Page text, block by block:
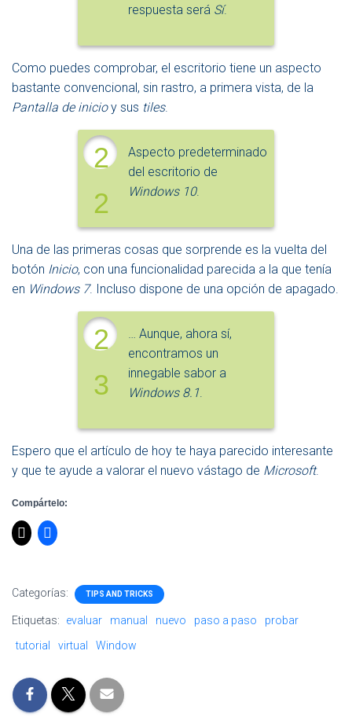
respuesta será Sí.
Como puedes comprobar, el escritorio tiene un aspecto
bastante convencional, sin rastro, a primera vista, de la
Pantalla de inicioy sus tiles.
2
2
Aspecto predeterminado
del escritorio de
Windows 10.
Una de las primeras cosas que sorprende es la vuelta del
botón Inicio, con una funcionalidad parecida a la que tenía
en Windows 7. Incluso dispone de una opción de apagado.
2
3
… Aunque, ahora sí,
encontramos un
innegable sabor a
Windows 8.1.
Espero que el artículo de hoy te haya parecido interesante
y que te ayude a valorar el nuevo vástago de Microsoft.
Compártelo:
Categorías: TIPS AND TRICKS
Etiquetas: evaluar manual nuevo paso a paso
probar
tutorial
virtual Window